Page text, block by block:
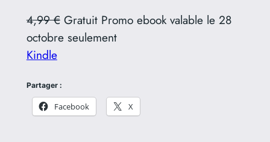
4,99 €Gratuit Promo ebook valable le 28
octobre seulement
Kindle
Partager :
Facebook X